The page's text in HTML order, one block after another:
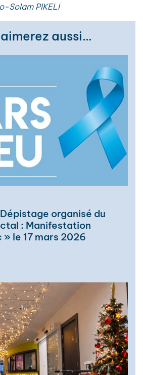
Solam PIKELI
aussi…
Dépistage organisé du
: Manifestation
» le 17 mars 2026